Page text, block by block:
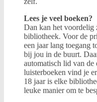
Lees je veel boeken?
Dan kan het voordelig
bibliotheek. Voor de
een jaar lang toegang
bij jou in de buurt.
automatisch lid van
luisterboeken vind je
18 jaar is elke
leuke manier om te